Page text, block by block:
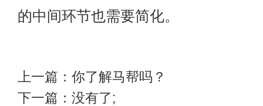
的中间环节也需要简化。
上一篇： 你了解马帮吗？
下一篇：没有了;